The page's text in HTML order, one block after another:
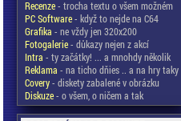
Recenze- trocha textu o všem možném
PC Software- když to nejde na C64
Grafika - ne vždy jen 320x200
Fotogalerie- důkazy nejen z akcí
Intra - ty začátky! ... a mnohdy několik
Reklama - na ticho dňies .. a na hry taky
Covery- diskety zabalené v obrázku
Diskuze- o všem, o ničem a tak